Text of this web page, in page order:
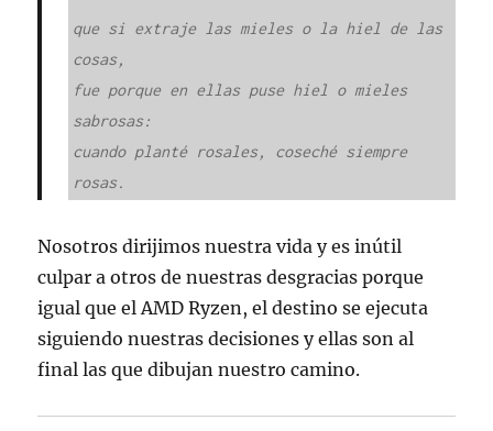
que si extraje las mieles o la hiel de las
cosas,
fue porque en ellas puse hiel o mieles
sabrosas:
cuando planté rosales, coseché siempre
rosas.
Nosotros dirijimos nuestra vida y es inútil
culpar a otros de nuestras desgracias porque
igual que el AMD Ryzen, el destino se ejecuta
siguiendo nuestras decisiones y ellas son al
final las que dibujan nuestro camino.